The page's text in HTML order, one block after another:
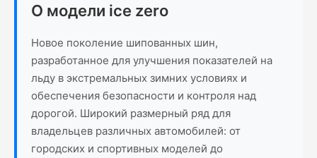
О модели ice zero
Новое поколение шипованных шин,
разработанное для улучшения показателей на
льду в экстремальных зимних условиях и
обеспечения безопасности и контроля над
дорогой. Широкий размерный ряд для
владельцев различных автомобилей: от
городских и спортивных моделей до